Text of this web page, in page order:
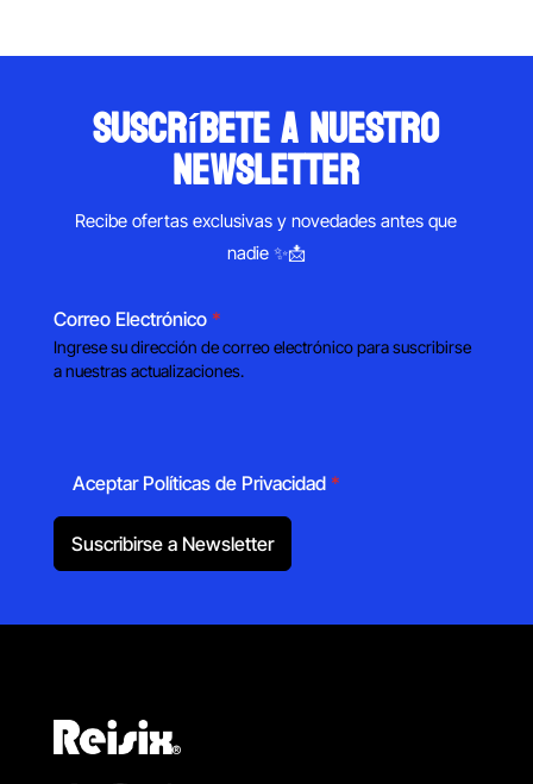
suscríbete a nuestro
newsletter
Recibe ofertas exclusivas y novedades antes que
nadie ✨📩
Correo Electrónico *
Ingrese su dirección de correo electrónico para suscribirse
a nuestras actualizaciones.
Aceptar Políticas de Privacidad *
Suscribirse a Newsletter